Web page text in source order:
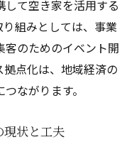
て空き家を活用する
組みとしては、事業
のためのイベント開
点化は、地域経済の
ながります。
現状と工夫